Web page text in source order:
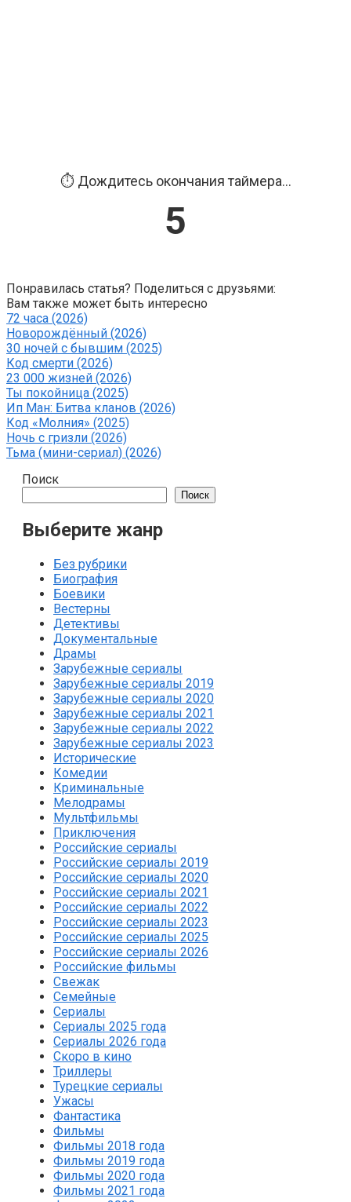
⏱️ Дождитесь окончания таймера...
4
Понравилась статья? Поделиться с друзьями:
Вам также может быть интересно
72 часа (2026)
Новорождённый (2026)
30 ночей с бывшим (2025)
Код смерти (2026)
23 000 жизней (2026)
Ты покойница (2025)
Ип Ман: Битва кланов (2026)
Код «Молния» (2025)
Ночь с гризли (2026)
Тьма (мини-сериал) (2026)
Поиск
Поиск
Выберите жанр
Без рубрики
Биография
Боевики
Вестерны
Детективы
Документальные
Драмы
Зарубежные сериалы
Зарубежные сериалы 2019
Зарубежные сериалы 2020
Зарубежные сериалы 2021
Зарубежные сериалы 2022
Зарубежные сериалы 2023
Исторические
Комедии
Криминальные
Мелодрамы
Мультфильмы
Приключения
Российские сериалы
Российские сериалы 2019
Российские сериалы 2020
Российские сериалы 2021
Российские сериалы 2022
Российские сериалы 2023
Российские сериалы 2025
Российские сериалы 2026
Российские фильмы
Свежак
Семейные
Сериалы
Сериалы 2025 года
Сериалы 2026 года
Скоро в кино
Триллеры
Турецкие сериалы
Ужасы
Фантастика
Фильмы
Фильмы 2018 года
Фильмы 2019 года
Фильмы 2020 года
Фильмы 2021 года